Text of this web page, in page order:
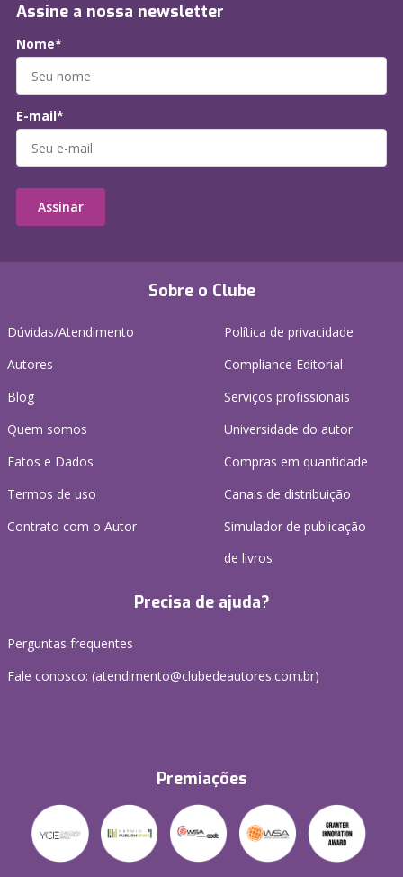
Sobre o Clube
Dúvidas/Atendimento
Autores
Blog
Quem somos
Fatos e Dados
Termos de uso
Contrato com o Autor
Política de privacidade
Compliance Editorial
Serviços profissionais
Universidade do autor
Compras em quantidade
Canais de distribuição
Simulador de publicação
de livros
Precisa de ajuda?
Perguntas frequentes
Fale conosco: (atendimento@clubedeautores.com.br)
Premiações
Assine a nossa newsletter
Nome*
E-mail*
Assinar